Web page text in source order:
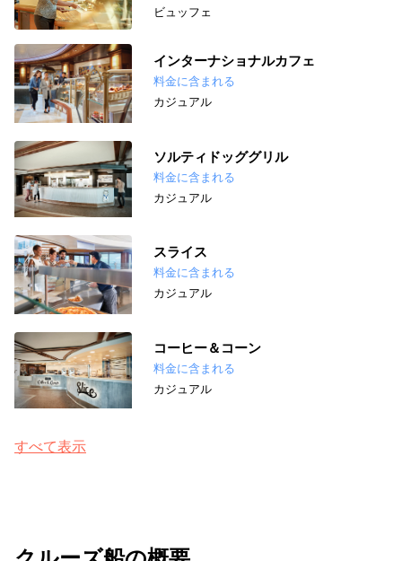
ビュッフェ
インターナショナルカフェ
料金に含まれる
カジュアル
ソルティドッググリル
料金に含まれる
カジュアル
スライス
料金に含まれる
カジュアル
コーヒー＆コーン
料金に含まれる
カジュアル
すべて表示